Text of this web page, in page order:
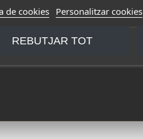
de cookies Personalitzar cookies
REBUTJAR TOT